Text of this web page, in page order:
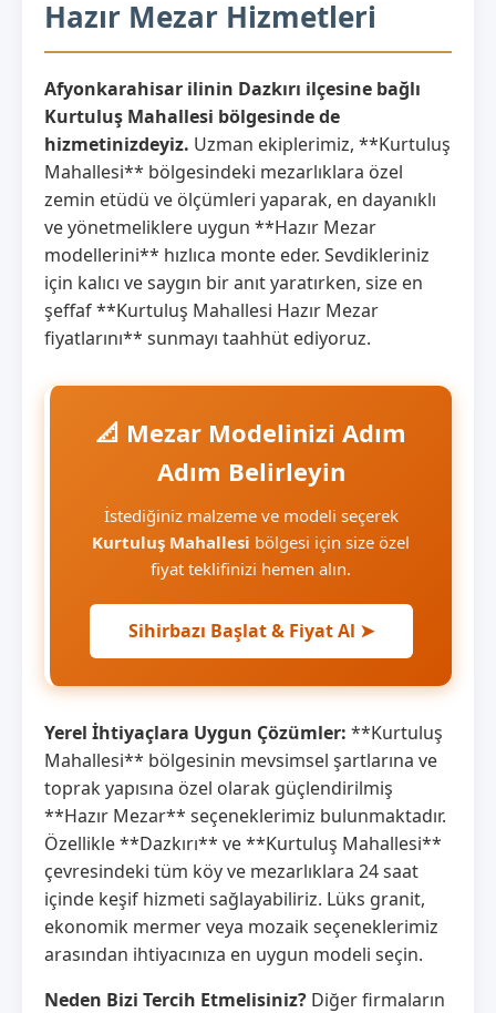
Hazır Mezar Hizmetleri
Afyonkarahisar ilinin Dazkırı ilçesine bağlı
Kurtuluş Mahallesi bölgesinde de
hizmetinizdeyiz. Uzman ekiplerimiz, **Kurtuluş
Mahallesi** bölgesindeki mezarlıklara özel
zemin etüdü ve ölçümleri yaparak, en dayanıklı
ve yönetmeliklere uygun **Hazır Mezar
modellerini** hızlıca monte eder. Sevdikleriniz
için kalıcı ve saygın bir anıt yaratırken, size en
şeffaf **Kurtuluş Mahallesi Hazır Mezar
fiyatlarını** sunmayı taahhüt ediyoruz.
📐 Mezar Modelinizi Adım
Adım Belirleyin
İstediğiniz malzeme ve modeli seçerek
Kurtuluş Mahallesi bölgesi için size özel
fiyat teklifinizi hemen alın.
Sihirbazı Başlat & Fiyat Al ➤
Yerel İhtiyaçlara Uygun Çözümler: **Kurtuluş
Mahallesi** bölgesinin mevsimsel şartlarına ve
toprak yapısına özel olarak güçlendirilmiş
**Hazır Mezar** seçeneklerimiz bulunmaktadır.
Özellikle **Dazkırı** ve **Kurtuluş Mahallesi**
çevresindeki tüm köy ve mezarlıklara 24 saat
içinde keşif hizmeti sağlayabiliriz. Lüks granit,
ekonomik mermer veya mozaik seçeneklerimiz
arasından ihtiyacınıza en uygun modeli seçin.
Neden Bizi Tercih Etmelisiniz? Diğer firmaların